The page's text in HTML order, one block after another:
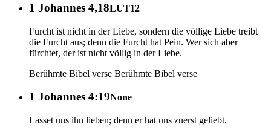
1 Johannes 4,18LUT12
Furcht ist nicht in der Liebe, sondern die völlige Liebe treibt
die Furcht aus; denn die Furcht hat Pein. Wer sich aber
fürchtet, der ist nicht völlig in der Liebe.
Berühmte Bibel verse Berühmte Bibel verse
1 Johannes 4:19None
Lasset uns ihn lieben; denn er hat uns zuerst geliebt.